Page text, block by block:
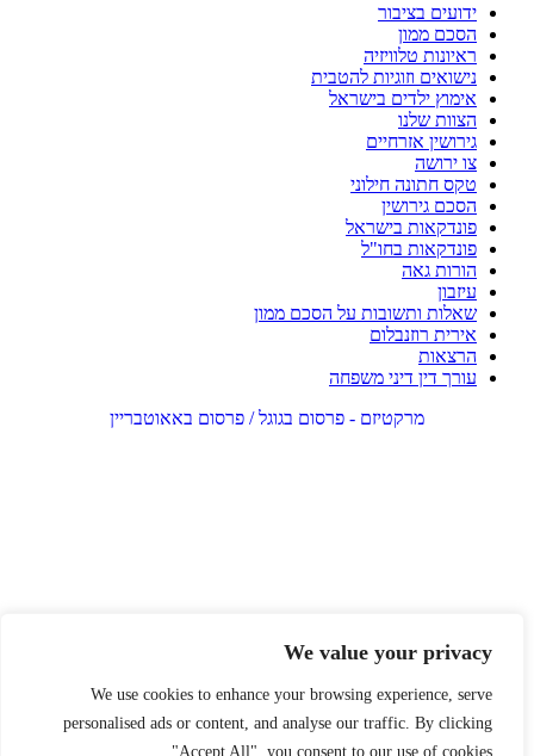
We value your privacy
We use cookies to enhance your browsing experience, serve
personalised ads or content, and analyse our traffic. By clicking
"Accept All", you consent to our use of cookies.
ידועים בציבור
הסכם ממון
ראיונות טלוויזיה
נישואים וזוגיות להטבית
אימוץ ילדים בישראל
הצוות שלנו
גירושין אזרחיים
צו ירושה
טקס חתונה חילוני
הסכם גירושין
פונדקאות בישראל
פונדקאות בחו"ל
הורות גאה
עיזבון
שאלות ותשובות על הסכם ממון
אירית רוזנבלום
הרצאות
עורך דין דיני משפחה
מרקטיזם - פרסום בגוגל / פרסום באאוטבריין